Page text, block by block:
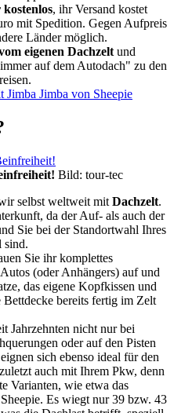
, ihr Versand kostet
mit Spedition. Gegen Aufpreis
Länder möglich.
eigenen Dachzelt und
auf dem Autodach" zu den
Jimba Jimba von Sheepie
Bild: tour-tec
selbst weltweit mit Dachzelt.
da der Auf- als auch der
Sie bei der Standortwahl Ihres
sind.
Sie ihr komplettes
(oder Anhängers) auf und
das eigene Kopfkissen und
bereits fertig im Zelt
Jahrzehnten nicht nur bei
oder auf den Pisten
sich ebenso ideal für den
auch mit Ihrem Pkw, denn
Varianten, wie etwa das
Es wiegt nur 39 bzw. 43